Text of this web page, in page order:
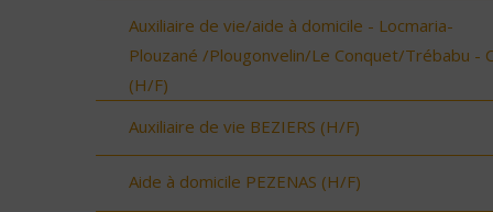
Auxiliaire de vie/aide à domicile - Locmaria-
Plouzané /Plougonvelin/Le Conquet/Trébabu -
(H/F)
Auxiliaire de vie BEZIERS (H/F)
Aide à domicile PEZENAS (H/F)